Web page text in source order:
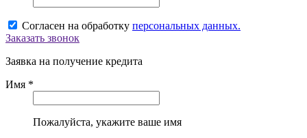
Согласен на обработку персональных данных.
Заказать звонок
Заявка на получение кредита
Имя *
Пожалуйста, укажите ваше имя